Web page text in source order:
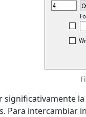
significativamente
Para intercambiar